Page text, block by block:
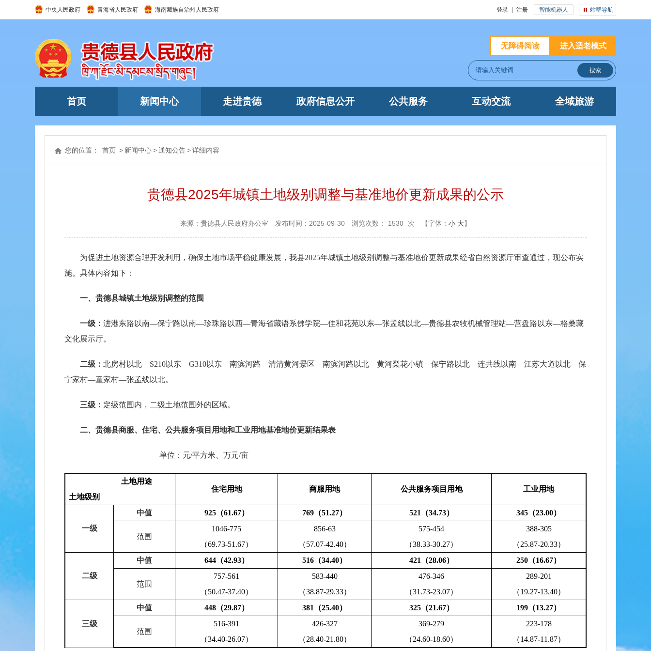
站群导航
登录 注册 智能机器人
中央人民政府 青海省人民政府 海南藏族自治州人民政府
进入适老模式
无障碍阅读
首页 新闻中心 走进贵德 政府信息公开 公共服务 互动交流 全域旅游
您的位置： 首页 > 新闻中心>通知公告>详细内容
贵德县2025年城镇土地级别调整与基准地价更新成果的公示
来源：贵德县人民政府办公室 发布时间：2025-09-30 浏览次数： 1530 次 【字体： 小 大】
为促进土地资源合理开发利用，确保土地市场平稳健康发展，我县2025年城镇土地级别调整与基准地价更新成果经省自然资源厅审查通过，现公布实
施。具体内容如下：
一、贵德县城镇土地级别调整的范围
一级： 进港东路以南—保宁路以南—珍珠路以西—青海省藏语系佛学院—佳和花苑以东—张孟线以北—贵德县农牧机械管理站—营盘路以东—格桑藏
文化展示厅。
二级： 北房村以北—S210以东—G310以东—南滨河路—清清黄河景区—南滨河路以北—黄河梨花小镇—保宁路以北—连共线以南—江苏大道以北—保
宁家村—童家村—张孟线以北。
三级： 定级范围内，二级土地范围外的区域。
二、贵德县商服、住宅、公共服务项目用地和工业用地基准地价更新结果表
单位：元/平方米、万元/亩
土地用途
土地级别
住宅用地 商服用地 公共服务项目用地 工业用地
一级
中值 925（61.67） 769（51.27） 521（34.73） 345（23.00）
范围
1046-775
（69.73-51.67）
856-63
（57.07-42.40）
575-454
（38.33-30.27）
388-305
（25.87-20.33）
二级
中值 644（42.93） 516（34.40） 421（28.06） 250（16.67）
范围
757-561
（50.47-37.40）
583-440
（38.87-29.33）
476-346
（31.73-23.07）
289-201
（19.27-13.40）
三级
中值 448（29.87） 381（25.40） 325（21.67） 199（13.27）
范围
516-391
（34.40-26.07）
426-327
（28.40-21.80）
369-279
（24.60-18.60）
223-178
（14.87-11.87）